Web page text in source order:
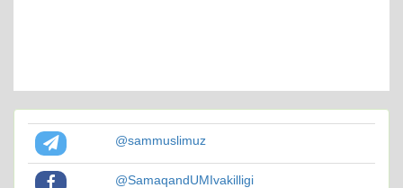
@sammuslimuz
@SamaqandUMIvakilligi